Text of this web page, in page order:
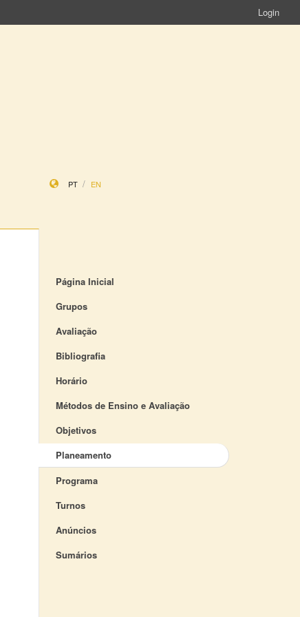
Login
PT EN
Página Inicial
Grupos
Avaliação
Bibliografia
Horário
Métodos de Ensino e Avaliação
Objetivos
Planeamento
Programa
Turnos
Anúncios
Sumários